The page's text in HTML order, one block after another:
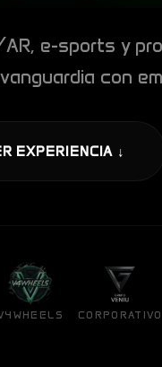
e-sports y
con
EXPERIENCIA ↓
CORPORATIVO